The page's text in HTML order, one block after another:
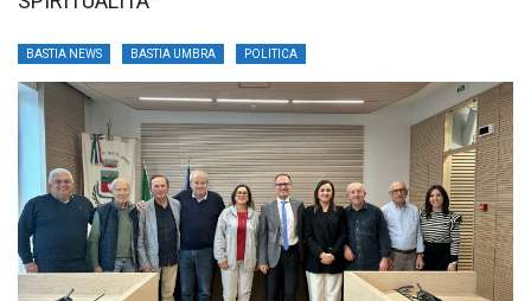
BASTIA NEWS BASTIA UMBRA POLITICA